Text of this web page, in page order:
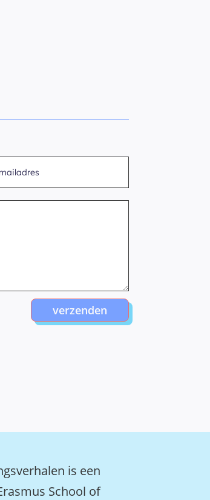
verzenden
is een
School of